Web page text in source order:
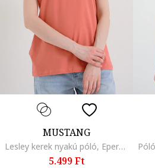
MUSTANG
Lesley kerek nyakú póló, Eperszín
5.499 Ft